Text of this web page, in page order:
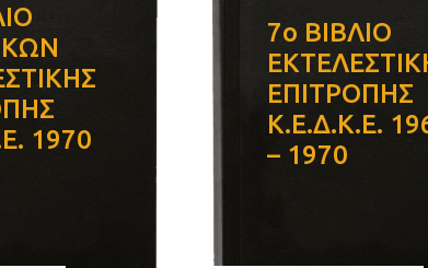
1970
7ο ΒΙΒΛΙΟ
ΕΠΙΤΡΟΠΗΣ
Κ.Ε.Δ.Κ.Ε.
– 1970